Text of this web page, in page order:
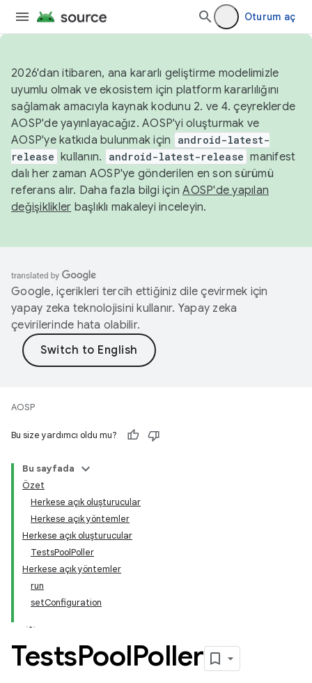
Oturum aç
2026'dan itibaren, ana kararlı geliştirme modelimizle
uyumlu olmak ve ekosistem için platform kararlılığını
sağlamak amacıyla kaynak kodunu 2. ve 4. çeyreklerde
AOSP'de yayınlayacağız. AOSP'yi oluşturmak ve
AOSP'ye katkıda bulunmak için
android-latest-
release kullanın. android-latest-release manifest
dalı her zaman AOSP'ye gönderilen en son sürümü
referans alır. Daha fazla bilgi içinAOSP'de yapılan
değişiklikler başlıklı makaleyi inceleyin.
Google, içerikleri tercih ettiğiniz dile çevirmek için
yapay zeka teknolojisini kullanır. Yapay zeka
çevirilerinde hata olabilir.
AOSP
Bu size yardımcı oldu mu?
Bu sayfada
Özet
Herkese açık oluşturucular
Herkese açık yöntemler
Herkese açık oluşturucular
TestsPoolPoller
Herkese açık yöntemler
run
setConfiguration
TestsPoolPoller